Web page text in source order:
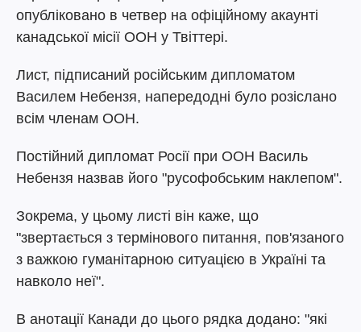
опубліковано в четвер на офіційному акаунті
канадської місії ООН у Твіттері.
Лист, підписаний російським дипломатом
Василем Небензя, напередодні було розіслано
всім членам ООН.
Постійний дипломат Росії при ООН Василь
Небензя назвав його "русофобським наклепом".
Зокрема, у цьому листі він каже, що
"звертається з термінового питання, пов'язаного
з важкою гуманітарною ситуацією в Україні та
навколо неї".
В анотації Канади до цього рядка додано: "які